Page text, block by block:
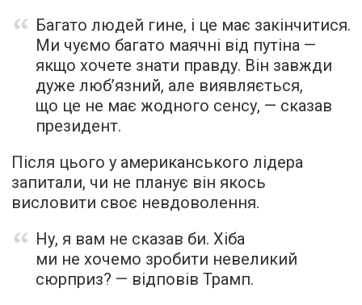
Багато людей гине, і це має закінчитися.
Ми чуємо багато маячні від путіна —
якщо хочете знати правду. Він завжди
дуже люб’язний, але виявляється,
що це не має жодного сенсу, — сказав
президент.
Після цього у американського лідера
запитали, чи не планує він якось
висловити своє невдоволення.
Ну, я вам не сказав би. Хіба
ми не хочемо зробити невеликий
сюрприз? — відповів Трамп.